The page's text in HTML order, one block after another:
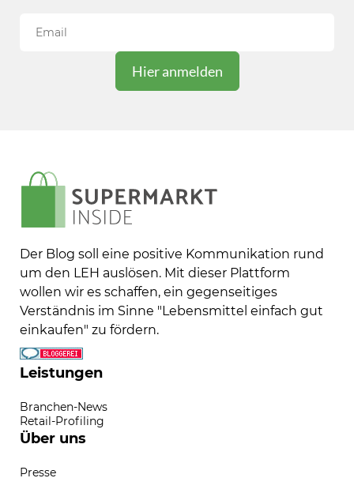
Der Blog soll eine positive Kommunikation rund
um den LEH auslösen. Mit dieser Plattform
wollen wir es schaffen, ein gegenseitiges
Verständnis im Sinne "Lebensmittel einfach gut
einkaufen" zu fördern.
Leistungen
Branchen-News
Retail-Profiling
Über uns
Presse